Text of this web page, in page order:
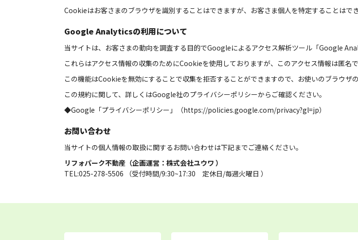
Cookieはお客さまのブラウザを識別することはできますが、お客さま個人を特定することはでき
Google Analyticsの利用について
当サイトは、お客さまの動向を調査する目的でGoogleによるアクセス解析ツール「Google
これらはアクセス情報の収集のためにCookieを使用しておりますが、このアクセス情報は匿名
この機能はCookieを無効にすることで収集を拒否することができますので、お使いのブラウザ
この規約に関して、詳しくはGoogle社のプライバシーポリシーからご確認ください。
◆Google「プライバシーポリシー」（https://policies.google.com/privacy?gl=jp）
お問い合わせ
当サイトの個人情報の取扱に関するお問い合わせは下記までご連絡ください。
リフォパーク不動産（企画運営：株式会社ユウワ ）
TEL:025-278-5506 （受付時間/9:30~17:30 定休日/毎週火曜日 ）